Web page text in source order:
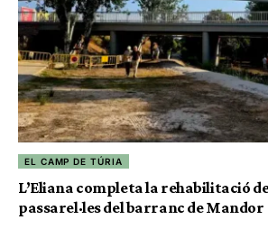
EL CAMP DE TÚRIA
L’Eliana completa la rehabilitació
passarel·les del barranc de Mandor